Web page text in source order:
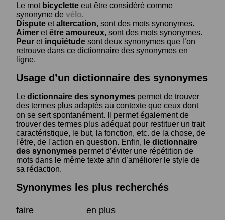
Le mot bicyclette eut être considéré comme
synonyme de vélo.
Dispute etaltercation, sont des mots synonymes.
Aimer etêtre amoureux, sont des mots synonymes.
Peur et inquiétude sont deux synonymes que l’on
retrouve dans ce dictionnaire des synonymes en
ligne.
Usage d’un dictionnaire des synonymes
Le dictionnaire des synonymes permet de trouver
des termes plus adaptés au contexte que ceux dont
on se sert spontanément. Il permet également de
trouver des termes plus adéquat pour restituer un trait
caractéristique, le but, la fonction, etc. de la chose, de
l'être, de l'action en question. Enfin, le dictionnaire
des synonymes permet d’éviter une répétition de
mots dans le même texte afin d’améliorer le style de
sa rédaction.
Synonymes les plus recherchés
faire
en plus